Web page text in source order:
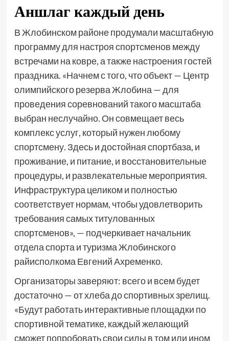
Аншлаг каждый день
В Жлобинском районе продумали масштабную
программу для настроя спортсменов между
встречами на ковре, а также настроения гостей
праздника. «Начнем с того, что объект — Центр
олимпийского резерва Жлобина — для
проведения соревнований такого масштаба
выбран неслучайно. Он совмещает весь
комплекс услуг, который нужен любому
спортсмену. Здесь и достойная спортбаза, и
проживание, и питание, и восстановительные
процедуры, и развлекательные мероприятия.
Инфраструктура целиком и полностью
соответствует нормам, чтобы удовлетворить
требования самых титулованных
спортсменов», — подчеркивает начальник
отдела спорта и туризма Жлобинского
райисполкома Евгений Ахременко.
Организаторы заверяют: всего и всем будет
достаточно — от хлеба до спортивных зрелищ.
«Будут работать интерактивные площадки по
спортивной тематике, каждый желающий
сможет попробовать свои силы в том или ином